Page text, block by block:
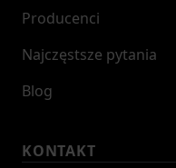
Producenci
Najczęstsze pytania
Blog
KONTAKT